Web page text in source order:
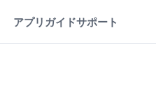
アプリ ガイドサポート